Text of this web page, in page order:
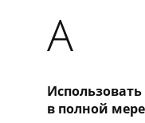
​A
в полной